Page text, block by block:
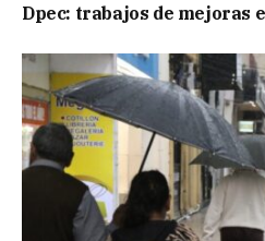
Dpec: trabajos de mejoras